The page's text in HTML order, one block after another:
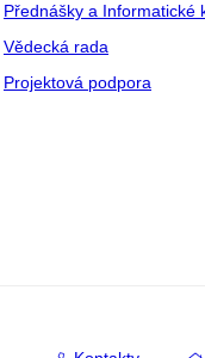
Přednášky a Informatické
Vědecká rada
Projektová podpora